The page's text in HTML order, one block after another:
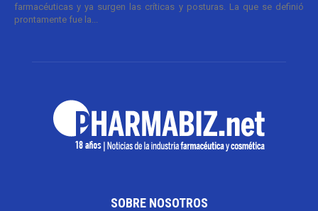
farmacéuticas y ya surgen las críticas y posturas. La que se definió
prontamente fue la...
SOBRE NOSOTROS